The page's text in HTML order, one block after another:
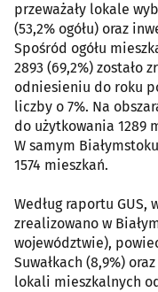
przeważały lokale
(53,2% ogółu) oraz
Spośród ogółu
2893 (69,2%) zostało
odniesieniu do roku
liczby o 7%. Na
do użytkowania 1289
W samym
1574 mieszkań.
Według raportu GUS,
zrealizowano w
województwie),
Suwałkach (8,9%)
lokali mieszkalnych